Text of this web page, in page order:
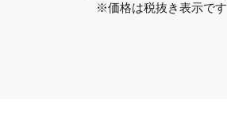
※価格は税抜き表示です